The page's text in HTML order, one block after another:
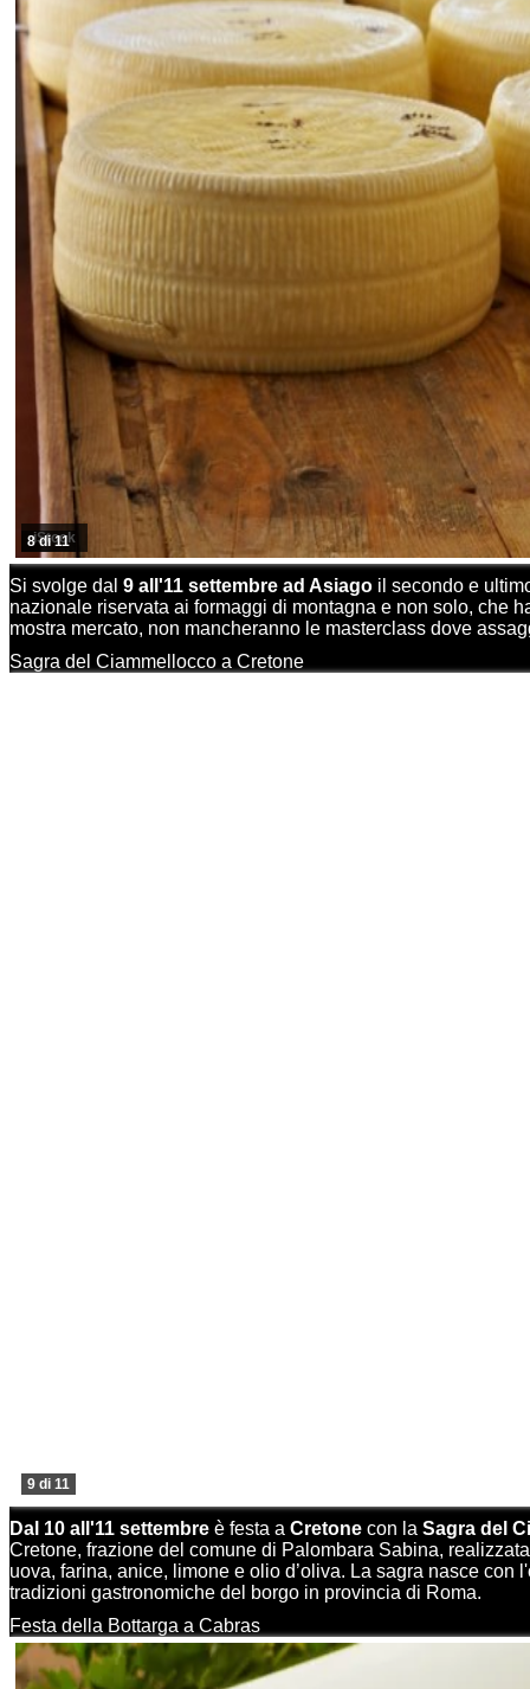
iStock
8 di 11
Si svolge dal 9 all'11 settembre ad Asiago il secondo e
nazionale riservata ai formaggi di montagna e non solo, che
mostra mercato, non mancheranno le masterclass dove
Sagra del Ciammellocco a Cretone
9 di 11
Dal 10 all'11 settembre è festa a Cretone con la Sagra del
Cretone, frazione del comune di Palombara Sabina,
uova, farina, anice, limone e olio d’oliva. La sagra nasce
tradizioni gastronomiche del borgo in provincia di Roma.
Festa della Bottarga a Cabras